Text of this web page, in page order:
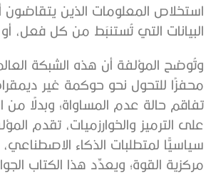
استخلاص المعلومات الذين يتقاضون
البيانات التي تُستنبَط من كل فعل، أو
وتُوضح المؤلفة أن هذه الشبكة
محفزًا للتحول نحو حوكمة غير
تفاقم حالة عدم المساواة؛ وبدلًا من
على الترميز والخوارزميات، تقدم
سياسيًّا لمتطلبات الذكاء
مركزية القوة؛ ويعدِّد هذا الكتاب